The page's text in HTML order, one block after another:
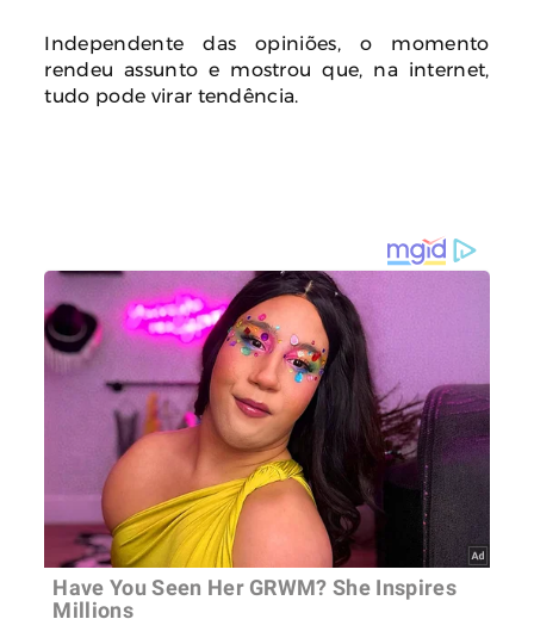
Independente das opiniões, o momento
rendeu assunto e mostrou que, na internet,
tudo pode virar tendência.